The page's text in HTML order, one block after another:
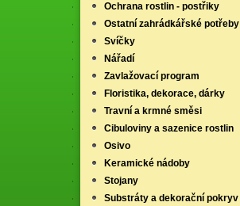
Ochrana rostlin - postřiky
Ostatní zahrádkářské potřeby
Svíčky
Nářadí
Zavlažovací program
Floristika, dekorace, dárky
Travní a krmné směsi
Cibuloviny a sazenice rostlin
Osivo
Keramické nádoby
Stojany
Substráty a dekorační pokryv